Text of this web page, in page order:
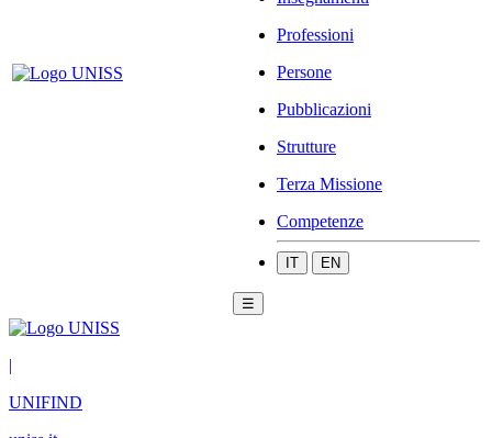
Professioni
Persone
Pubblicazioni
Strutture
Terza Missione
Competenze
IT EN
☰
|
UNIFIND